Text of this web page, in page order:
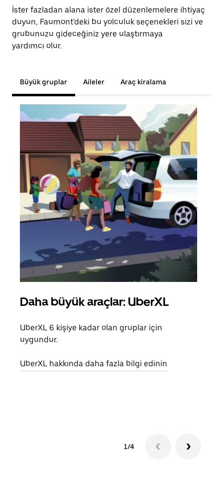
İster fazladan alana ister özel düzenlemelere ihtiyaç
duyun, Faumont'deki bu yolculuk seçenekleri sizi ve
grubunuzu gideceğiniz yere ulaştırmaya
yardımcı olur.
Büyük gruplar Aileler Araç kiralama
Daha büyük araçlar: UberXL
UberXL 6 kişiye kadar olan gruplar için
uygundur.
UberXL hakkında daha fazla bilgi edinin
1/4